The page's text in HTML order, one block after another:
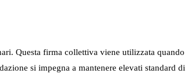
Questa firma collettiva viene utilizzata quando
si impegna a mantenere elevati standard di